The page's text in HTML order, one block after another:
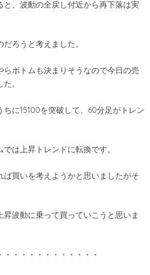
と、波動の全戻し付近から再下落は実
ろうと考えました。
らボトムも決まりそうなので今日の売
。
ちに15100を突破して、60分足がトレン
は上昇トレンドに転換です。
ば買いを考えようかと思いましたがそ
昇波動に乗って買っていこうと思いま
・・・・・・・・・・・・